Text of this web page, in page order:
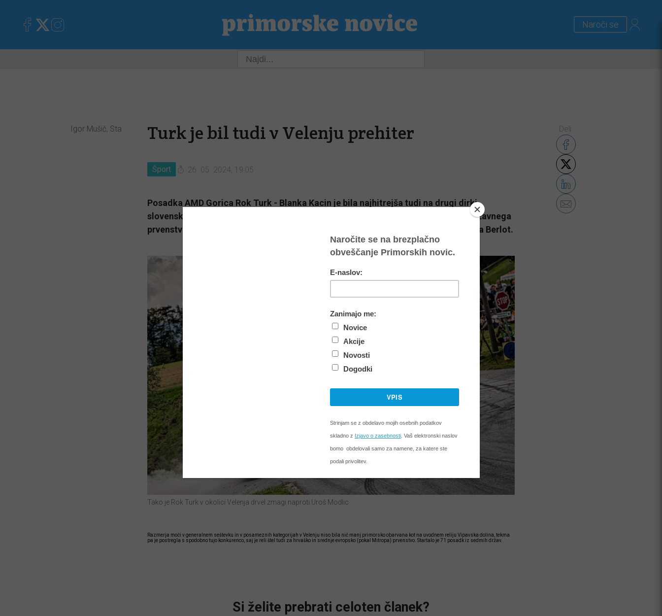
Naroči se
Slovenija
Igor Mušič, Sta Turk je bil tudi v Velenju prehiter
Šport 26. 05. 2024, 19:05
Posadka AMD Gorica Rok Turk - Blanka Kacin je bila najhitrejša tudi na drugi dirki
slovenskega prvenstva, na mednarodnem reliju Velenje. V generalni razvrstitvi državnega
prvenstva je srebro osvojila dvojica AK Ajdovščina motorsport Marko Grossi - Tara Berlot.
Tako je Rok Turk v okolici Velenja drvel zmagi naproti.Uroš Modlic
Razmerja moči v generalnem seštevku in v posameznih kategorijah v Velenju niso bila nič manj primorsko obarvana kot na uvodnem reliju Vipavska dolina, tekma
pa je postregla s spodobno tujo konkurenco, saj je reli štel tudi za hrvaško in srednje evropsko (pokal Mitropa) prvenstvo. Startalo je 71 posadk iz sedmih držav.
Si želite prebrati celoten članek?
Deli: